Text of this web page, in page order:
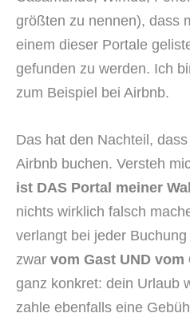
größten zu nennen), dass
einem dieser Portale
gefunden zu werden. Ich
zum Beispiel bei Airbnb.
Das hat den Nachteil,
Airbnb buchen. Versteh
ist DAS Portal meiner
nichts wirklich falsch
verlangt bei jeder
zwar vom Gast UND vom
ganz konkret: dein Urlaub
zahle ebenfalls eine